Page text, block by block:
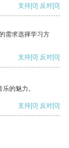
支持[0] 反对[0]
需求选择学习方
支持[0] 反对[0]
的魅力。
支持[0] 反对[0]